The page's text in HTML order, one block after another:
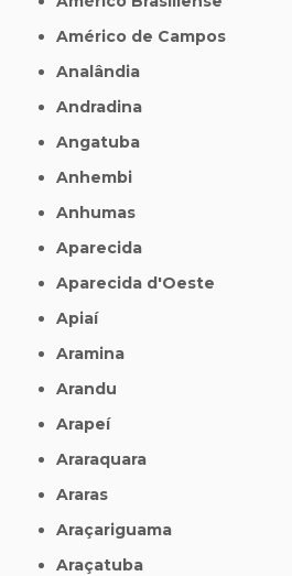
Américo de Campos
Analândia
Andradina
Angatuba
Anhembi
Anhumas
Aparecida
Aparecida d'Oeste
Apiaí
Aramina
Arandu
Arapeí
Araraquara
Araras
Araçariguama
Araçatuba